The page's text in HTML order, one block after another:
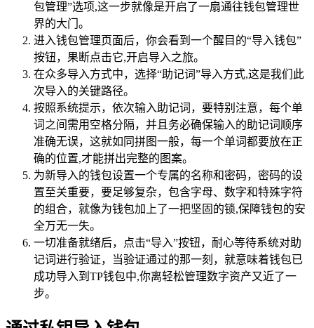
包管理”选项,这一步就像是开启了一扇通往钱包管理世
界的大门。
进入钱包管理页面后，你会看到一个醒目的“导入钱包”
按钮，果断点击它,开启导入之旅。
在众多导入方式中，选择“助记词”导入方式,这是我们此
次导入的关键路径。
按照系统提示，依次输入助记词，要特别注意，每个单
词之间需用空格分隔，并且务必确保输入的助记词顺序
准确无误，这就如同拼图一般，每一个单词都要放在正
确的位置,才能拼出完整的图案。
为新导入的钱包设置一个专属的名称和密码，密码的设
置至关重要，要足够复杂，包含字母、数字和特殊字符
的组合，就像为钱包加上了一把坚固的锁,保障钱包的安
全万无一失。
一切准备就绪后，点击“导入”按钮，耐心等待系统对助
记词进行验证，当验证通过的那一刻，就意味着钱包已
成功导入到TP钱包中,你离轻松管理数字资产又近了一
步。